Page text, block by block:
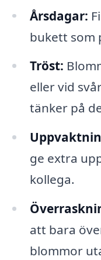
Årsdagar:
bukett som
Tröst:
eller vid
tänker på
ge extra
kollega.
att bara
blommor